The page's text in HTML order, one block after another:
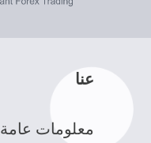
عنا
معلومات عامة